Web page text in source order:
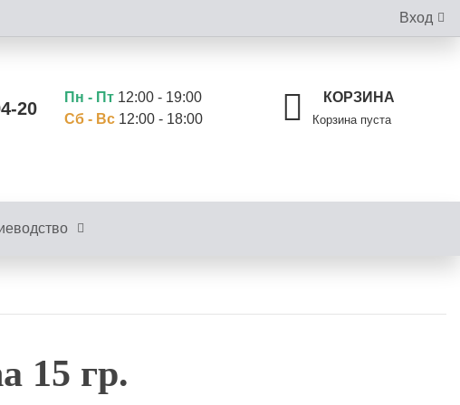
Вход
20
Пн - Пт 12:00 - 19:00
Сб - Вс 12:00 - 18:00
КОРЗИНА
Корзина пуста
15 гр.